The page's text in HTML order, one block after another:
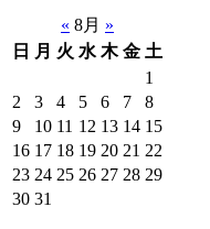
« 8月 »
日
月 火 水 木 金 土
1
2
3 4 5 6 7
8
9
10 11 12 13 14 15
16 17 18 19 20 21 22
23 24 25 26 27 28 29
30 31